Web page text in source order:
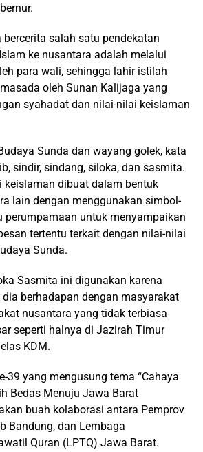
bercerita salah satu pendekatan
ke nusantara adalah melalui
para wali, sehingga lahir istilah
oleh Sunan Kalijaga yang
syahadat dan nilai-nilai keislaman
Sunda dan wayang golek, kata
sindir, sindang, siloka, dan sasmita.
keislaman dibuat dalam bentuk
lain dengan menggunakan simbol-
perumpamaan untuk menyampaikan
tertentu terkait dengan nilai-nilai
Sunda.
Sasmita ini digunakan karena
berhadapan dengan masyarakat
nusantara yang tidak terbiasa
seperti halnya di Jazirah Timur
KDM.
39 yang mengusung tema “Cahaya
Bedas Menuju Jawa Barat
buah kolaborasi antara Pemprov
Bandung, dan Lembaga
Quran (LPTQ) Jawa Barat.